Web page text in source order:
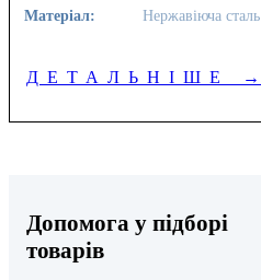
Матеріал: Нержавіюча сталь
ДЕТАЛЬНІШЕ →
Допомога у підборі
товарів